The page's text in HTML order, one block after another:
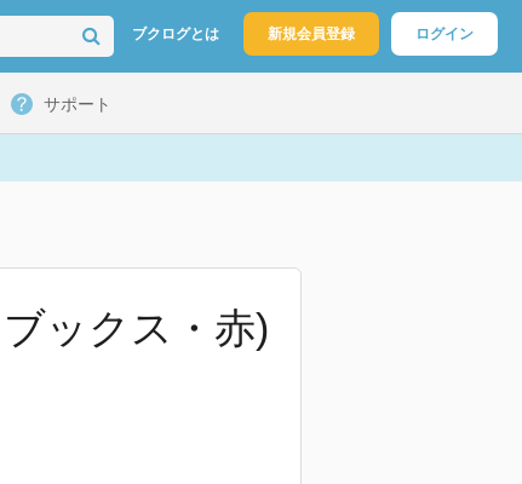
ブクログとは 新規会員登録 ログイン
サポート
ックス・赤)